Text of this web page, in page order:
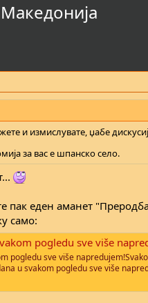
и измислувате, џабе
за вас е шпанско село.
пак еден аманет
само:
pogledu sve više
pogledu sve više
u svakom pogledu sve više